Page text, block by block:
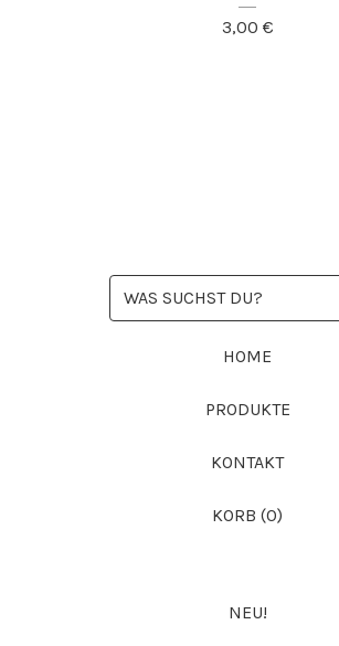
3,00 €
WAS
SUCHST
HOME
PRODUKTE
KONTAKT
KORB (0)
NEU!